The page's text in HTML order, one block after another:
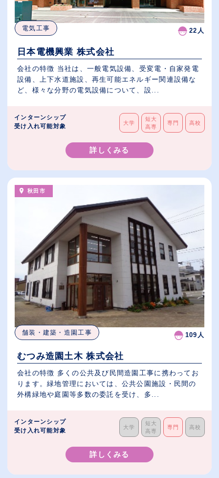
電気工事 22人
日本電機興業 株式会社
会社の特徴 当社は、一般電気設備、受変電・自家発電
設備、上下水道施設、再生可能エネルギー関連設備な
ど、様々な分野の電気設備について、設...
インターンシップ
受け入れ可能対象
大学
短大
高専
専門 高校
詳しくみる
秋田市
舗装・建築・造園工事 109人
むつみ造園土木 株式会社
会社の特徴 多くの公共及び民間造園工事に携わってお
ります。緑地管理においては、公共公園施設・民間の
外構緑地や庭園等多数の委託を受け、多...
インターンシップ
受け入れ可能対象
大学
短大
高専
専門 高校
詳しくみる